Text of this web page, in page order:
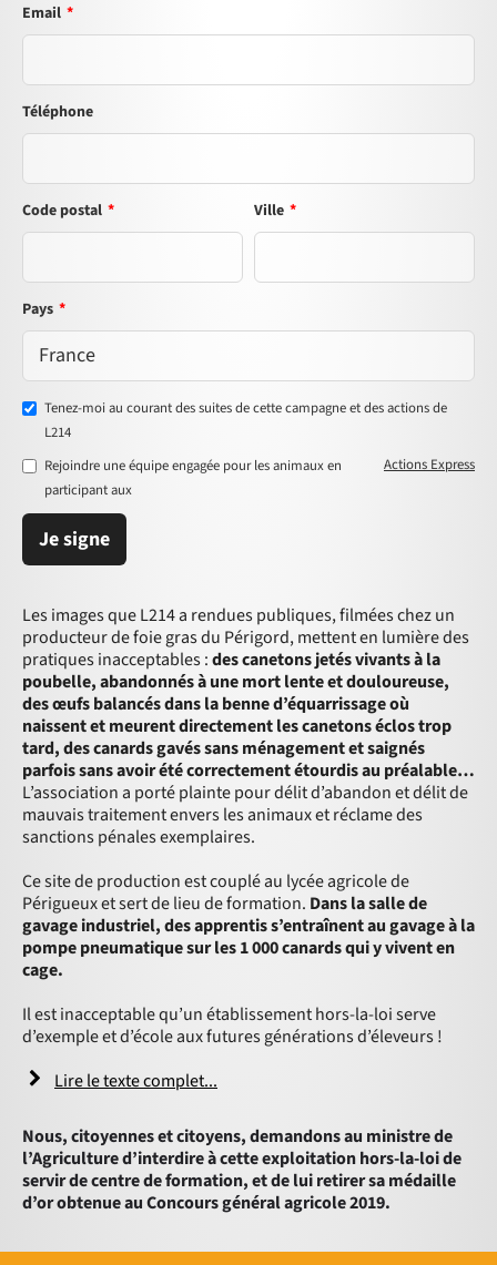
Email *
Téléphone
Code postal * Ville *
Pays *
Tenez-moi au courant des suites de cette campagne et des actions de
L214
Rejoindre une équipe engagée pour les animaux en
participant aux
Actions Express
Je signe
Les images que L214 a rendues publiques, filmées chez un
producteur de foie gras du Périgord, mettent en lumière des
pratiques inacceptables :des canetons jetés vivants à la
poubelle, abandonnés à une mort lente et douloureuse,
des œufs balancés dans la benne d’équarrissage où
naissent et meurent directement les canetons éclos trop
tard, des canards gavés sans ménagement et saignés
parfois sans avoir été correctement étourdis au préalable…
L’association a porté plainte pour délit d’abandon et délit de
mauvais traitement envers les animaux et réclame des
sanctions pénales exemplaires.
Ce site de production est couplé au lycée agricole de
Périgueux et sert de lieu de formation. Dans la salle de
gavage industriel, des apprentis s’entraînent au gavage à la
pompe pneumatique sur les 1 000 canards qui y vivent en
cage.
Il est inacceptable qu’un établissement hors-la-loi serve
d’exemple et d’école aux futures générations d’éleveurs !
Lire le texte complet...
Nous, citoyennes et citoyens, demandons au ministre de
l’Agriculture d’interdire à cette exploitation hors-la-loi de
servir de centre de formation, et de lui retirer sa médaille
d’or obtenue au Concours général agricole 2019.